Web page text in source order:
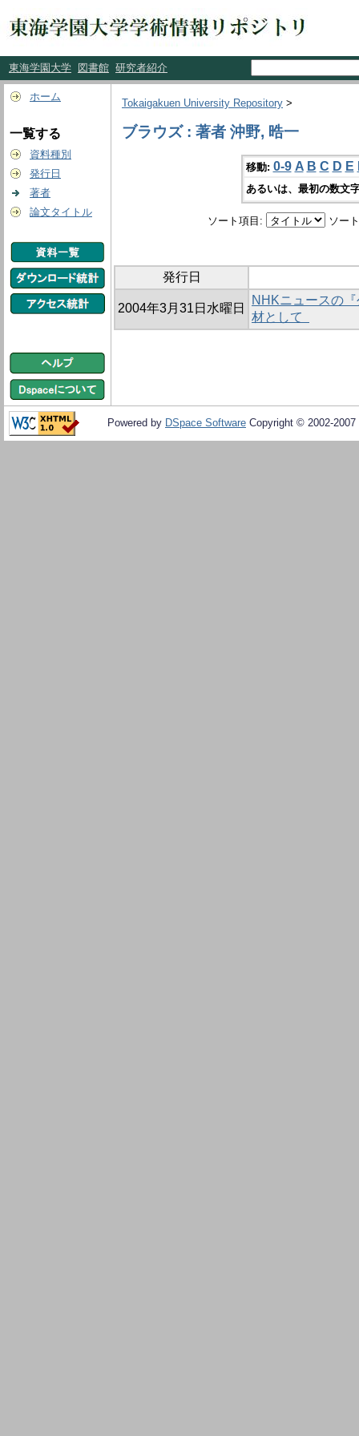
東海学園大学 図書館 研究者紹介
ホーム
一覧する
資料種別
発行日
著者
論文タイトル
Tokaigakuen University Repository >
ブラウズ : 著者 沖野, 晧一
移動: 0-9 A B C D E
あるいは、最初の数文
ソート項目: ソー
発行日
2004年3月31日水曜日
NHKニュースの
材として
Powered by DSpace Software Copyright © 2002-2007